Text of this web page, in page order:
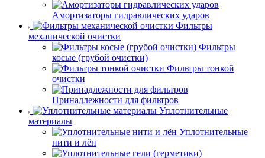
Амортизаторы гидравлических ударов
Фильтры
механической очистки
Фильтры
косые (грубой очистки)
Фильтры тонкой
очистки
Принадлежности для фильтров
Уплотнительные
материалы
Уплотнительные
нити и лён